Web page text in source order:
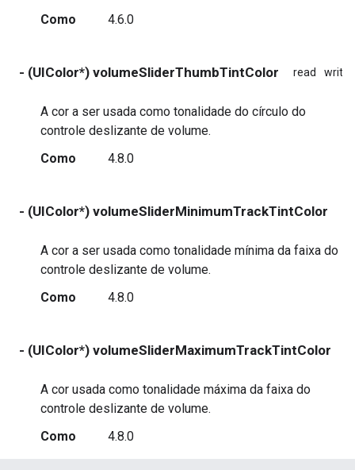
Como
4.6.0
- (UIColor*) volumeSliderThumbTintColor read write
A cor a ser usada como tonalidade do círculo do
controle deslizante de volume.
Como
4.8.0
- (UIColor*) volumeSliderMinimumTrackTintColor
A cor a ser usada como tonalidade mínima da faixa do
controle deslizante de volume.
Como
4.8.0
- (UIColor*) volumeSliderMaximumTrackTintColor
A cor usada como tonalidade máxima da faixa do
controle deslizante de volume.
Como
4.8.0